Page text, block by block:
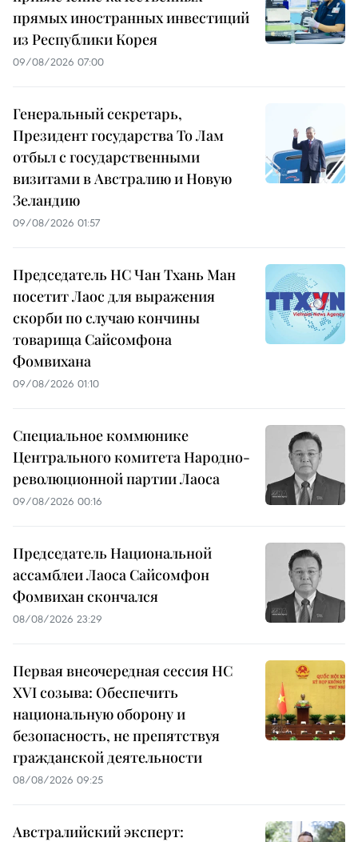
прямых иностранных инвестиций
из Республики Корея
09/08/2026 07:00
Генеральный секретарь,
Президент государства То Лам
отбыл с государственными
визитами в Австралию и Новую
Зеландию
09/08/2026 01:57
Председатель НС Чан Тхань Ман
посетит Лаос для выражения
скорби по случаю кончины
товарища Сайсомфона
Фомвихана
09/08/2026 01:10
Специальное коммюнике
Центрального комитета Народно-
революционной партии Лаоса
09/08/2026 00:16
Председатель Национальной
ассамблеи Лаоса Сайсомфон
Фомвихан скончался
08/08/2026 23:29
Первая внеочередная сессия НС
XVI созыва: Обеспечить
национальную оборону и
безопасность, не препятствуя
гражданской деятельности
08/08/2026 09:25
Австралийский эксперт: